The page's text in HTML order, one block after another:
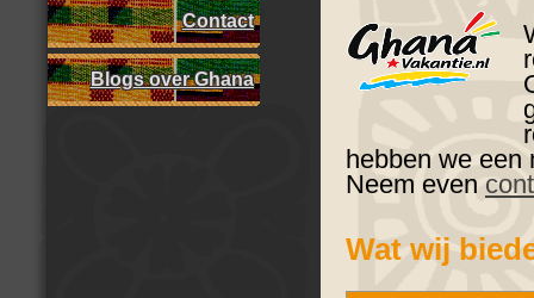
Contact
Blogs over Ghana
hebben we een
Neem even
Wat wij